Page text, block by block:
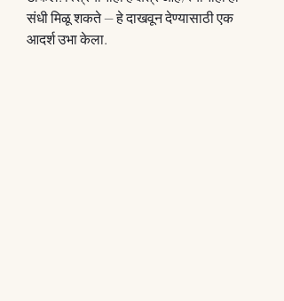
संधी मिळू शकते — हे दाखवून देण्यासाठी एक
आदर्श उभा केला.